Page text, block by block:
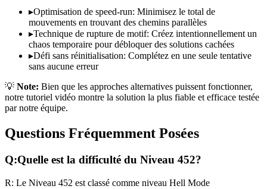
▸Optimisation de speed-run: Minimisez le total de
mouvements en trouvant des chemins parallèles
▸Technique de rupture de motif: Créez intentionnellement un
chaos temporaire pour débloquer des solutions cachées
▸Défi sans réinitialisation: Complétez en une seule tentative
sans aucune erreur
💡 Note: Bien que les approches alternatives puissent fonctionner,
notre tutoriel vidéo montre la solution la plus fiable et efficace testée
par notre équipe.
Questions Fréquemment Posées
Q:Quelle est la difficulté du Niveau 452?
R: Le Niveau 452 est classé comme niveau Hell Mode